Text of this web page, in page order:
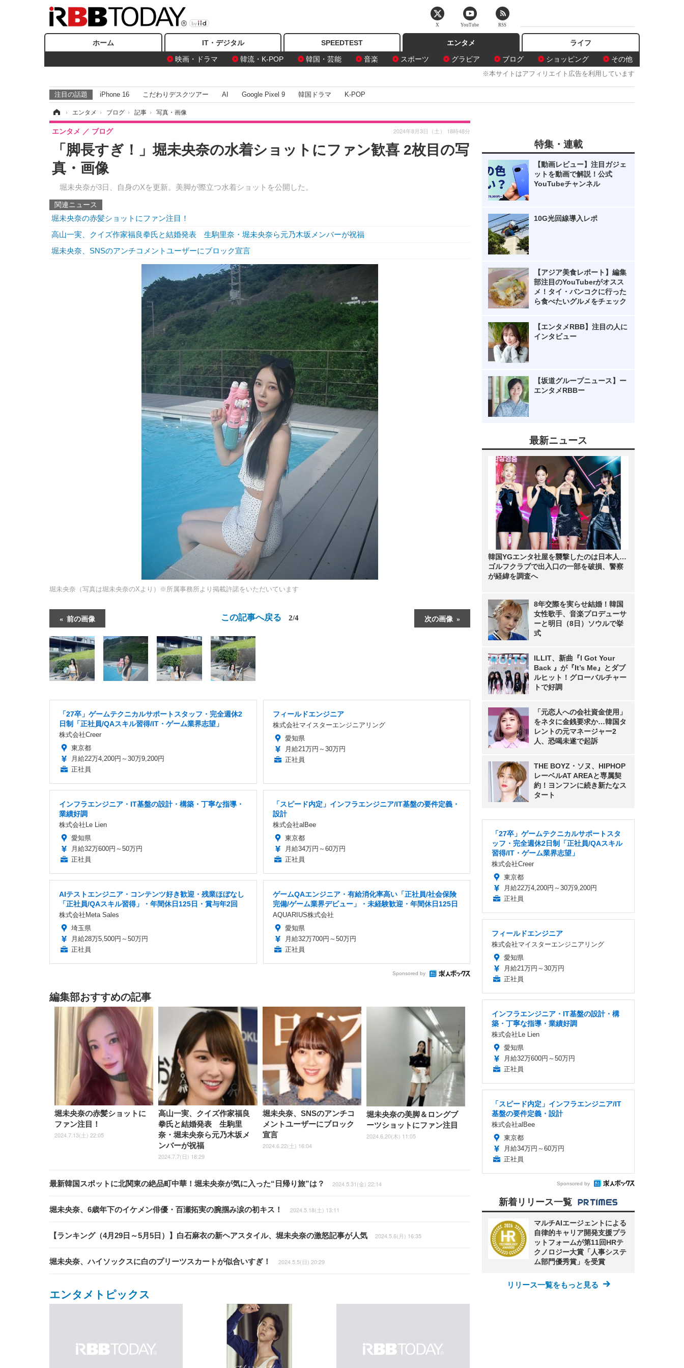
ホーム IT・デジタル SPEEDTEST
エンタメ
映画・ドラマ
韓流・K-POP 韓国・芸能 音楽 スポーツ グラビア ブログ ショッピング その他
ライフ
※本サイトはアフィリエイト広告を利用しています
注目の話題 iPhone 16 こだわりデスクツアー AI Google Pixel 9 韓国ドラマ K-POP
› エンタメ › ブログ › 記事 › 写真・画像
「脚長すぎ！」堀未央奈の水着ショットにファン歓喜 2枚目の写
真・画像
堀未央奈が3日、自身のXを更新。美脚が際立つ水着ショットを公開した。
エンタメ ブログ 2024年8月3日（土） 18時48分
関連ニュース
堀未央奈の赤髪ショットにファン注目！
高山一実、クイズ作家福良拳氏と結婚発表 生駒里奈・堀未央奈ら元乃木坂メンバーが祝福
堀未央奈、SNSのアンチコメントユーザーにブロック宣言
堀未央奈（写真は堀未央奈のXより）※所属事務所より掲載許諾をいただいています
前の画像 次の画像
この記事へ戻る 2/4
「27卒」ゲームテクニカルサポートスタッフ・完全週休2
日制「正社員/QAスキル習得/IT・ゲーム業界志望」
株式会社Creer
東京都
月給22万4,200円～30万9,200円
正社員
フィールドエンジニア
株式会社マイスターエンジニアリング
愛知県
月給21万円～30万円
正社員
インフラエンジニア・IT基盤の設計・構築・丁寧な指導・
業績好調
株式会社Le Lien
愛知県
月給32万600円～50万円
正社員
「スピード内定」インフラエンジニア/IT基盤の要件定義・
設計
株式会社alBee
東京都
月給34万円～60万円
正社員
AIテストエンジニア・コンテンツ好き歓迎・残業ほぼなし
「正社員/QAスキル習得」・年間休日125日・賞与年2回
株式会社Meta Sales
埼玉県
月給28万5,500円～50万円
正社員
ゲームQAエンジニア・有給消化率高い「正社員/社会保険
完備/ゲーム業界デビュー」・未経験歓迎・年間休日125日
AQUARIUS株式会社
愛知県
月給32万700円～50万円
正社員
Sponsored by
編集部おすすめの記事
堀未央奈の赤髪ショットに
ファン注目！
2024.7.13(土) 22:05
高山一実、クイズ作家福良
拳氏と結婚発表 生駒里
奈・堀未央奈ら元乃木坂メ
ンバーが祝福
2024.7.7(日) 18:29
堀未央奈、SNSのアンチコ
メントユーザーにブロック
宣言
2024.6.22(土) 16:04
堀未央奈の美脚＆ロングブ
ーツショットにファン注目
2024.6.20(木) 11:05
最新韓国スポットに北関東の絶品町中華！堀未央奈が気に入った“日帰り旅”は？ 2024.5.31(金) 22:14
堀未央奈、6歳年下のイケメン俳優・百瀬拓実の腕掴み涙の初キス！ 2024.5.18(土) 13:11
【ランキング（4月29日～5月5日）】白石麻衣の新ヘアスタイル、堀未央奈の激怒記事が人気 2024.5.6(月) 16:35
堀未央奈、ハイソックスに白のプリーツスカートが似合いすぎ！ 2024.5.5(日) 20:29
エンタメトピックス
特集・連載
【動画レビュー】注目ガジェ
ットを動画で解説！公式
YouTubeチャンネル
10G光回線導入レポ
【アジア美食レポート】編集
部注目のYouTuberがオスス
メ！タイ・バンコクに行った
ら食べたいグルメをチェック
【エンタメRBB】注目の人に
インタビュー
【坂道グループニュース】ー
エンタメRBBー
最新ニュース
韓国YGエンタ社屋を襲撃したのは日本人…
ゴルフクラブで出入口の一部を破損、警察
が経緯を調査へ
8年交際を実らせ結婚！韓国
女性歌手、音楽プロデューサ
ーと明日（8日）ソウルで挙
式
ILLIT、新曲『I Got Your
Back 』が『It’s Me』とダブ
ルヒット！グローバルチャー
トで好調
「元恋人への会社資金使用」
をネタに金銭要求か…韓国タ
レントの元マネージャー2
人、恐喝未遂で起訴
THE BOYZ・ソヌ、HIPHOP
レーベルAT AREAと専属契
約！ヨンフンに続き新たなス
タート
「27卒」ゲームテクニカルサポートスタ
ッフ・完全週休2日制「正社員/QAスキル
習得/IT・ゲーム業界志望」
株式会社Creer
東京都
月給22万4,200円～30万9,200円
正社員
フィールドエンジニア
株式会社マイスターエンジニアリング
愛知県
月給21万円～30万円
正社員
インフラエンジニア・IT基盤の設計・構
築・丁寧な指導・業績好調
株式会社Le Lien
愛知県
月給32万600円～50万円
正社員
「スピード内定」インフラエンジニア/IT
基盤の要件定義・設計
株式会社alBee
東京都
月給34万円～60万円
正社員
Sponsored by
新着リリース一覧
マルチAIエージェントによる
自律的キャリア開発支援プラ
ットフォームが第11回HRテ
クノロジー大賞「人事システ
ム部門優秀賞」を受賞
リリース一覧をもっと見る
X YouTube RSS